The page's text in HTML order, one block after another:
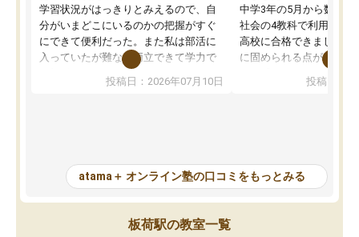
学習状況がはっきりとみえるので、自
分がいまどこにいるのかの把握がすぐ
にできて便利だった。また私は部活に
入っていたが難なく両立できて学力で
も部活でも結果を残すことができてよ
かった。また問題演習の際に、自分が
が、自分で自分の管理ができない人に
とっては難しい部分もあるのではない
かと思った。
投稿日：2026年07月10日
中学3年の5月から数学・
社会の4教科で利用し、
高校に合格できました。
に固められる点が魅力で
項目のおかげで、手軽
元数が可視化されるので
しながら意欲的に取り組
常に効果を実感している
投稿日：
atama＋ オンライン塾の口コミをもっとみる
板荷駅の教室一覧